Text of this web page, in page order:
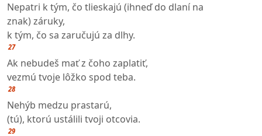
Nepatri k tým, čo tlieskajú (ihneď do dlaní na
znak) záruky,
k tým, čo sa zaručujú za dlhy.
27
Ak nebudeš mať z čoho zaplatiť,
vezmú tvoje lôžko spod teba.
28
Nehýb medzu prastarú,
(tú), ktorú ustálili tvoji otcovia.
29